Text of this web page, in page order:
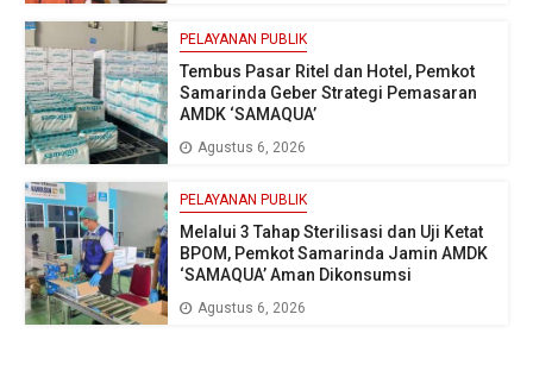
PELAYANAN PUBLIK
Tembus Pasar Ritel dan Hotel, Pemkot
Samarinda Geber Strategi Pemasaran
AMDK ‘SAMAQUA’
Agustus 6, 2026
PELAYANAN PUBLIK
Melalui 3 Tahap Sterilisasi dan Uji Ketat
BPOM, Pemkot Samarinda Jamin AMDK
‘SAMAQUA’ Aman Dikonsumsi
Agustus 6, 2026